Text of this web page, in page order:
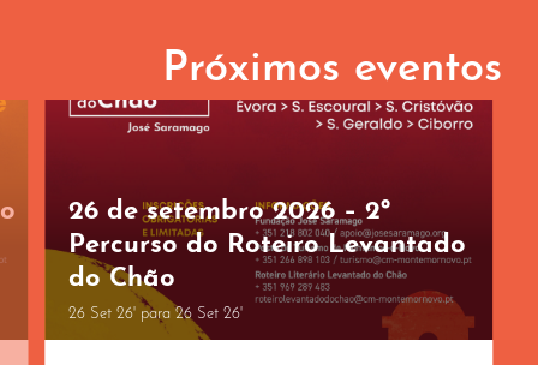
Próximos eventos
26 de setembro 2026 – 2º
Percurso do Roteiro Levantado
do Chão
26 Set 26' para 26 Set 26'